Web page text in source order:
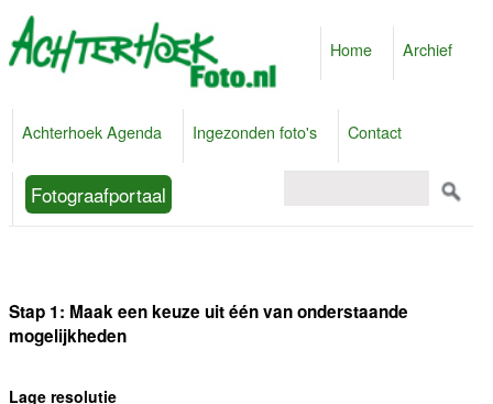
Home Archief
Achterhoek Agenda Ingezonden foto's Contact
Fotograafportaal
Stap 1: Maak een keuze uit één van onderstaande
mogelijkheden
Lage resolutie